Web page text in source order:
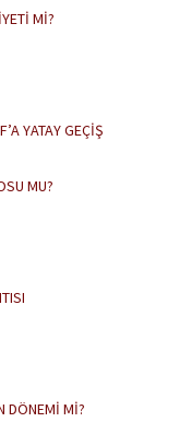
Mİ?
YATAY GEÇİŞ
MU?
DÖNEMİ Mİ?